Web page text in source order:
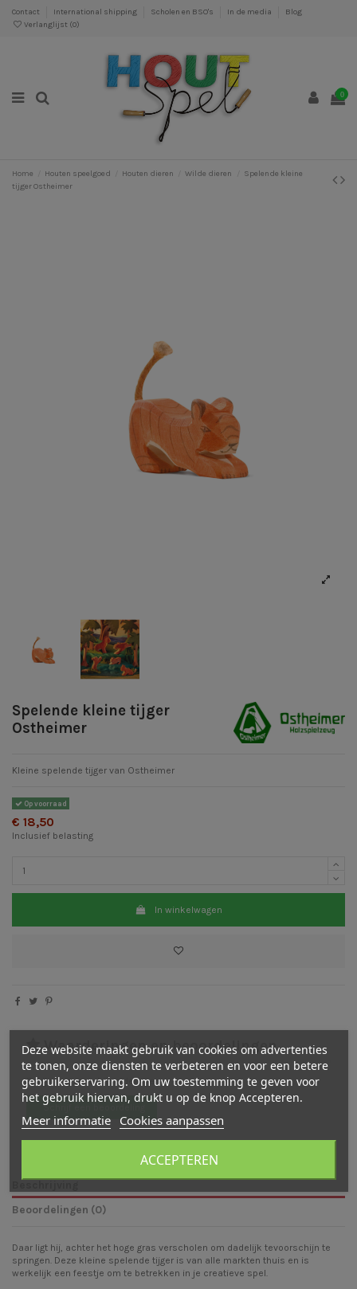
Contact International shipping Scholen en BSO's In de media
Blog
Verlanglijst (0)
0
Home Houten speelgoed Houten dieren Wilde dieren
Spelende kleine
tijger Ostheimer
Spelende kleine tijger
Ostheimer
Kleine spelende tijger van Ostheimer
Op voorraad
€ 18,50
Inclusief belasting
In winkelwagen
Waarderingen en beoordelingen
Er zijn nog geen beoordelingen
Schrijf een beoordeling
Beschrijving
Beoordelingen (0)
Daar ligt hij, achter het hoge gras verscholen om dadelijk tevoorschijn te
springen. Deze kleine spelende tijger is van alle markten thuis en is
werkelijk een feestje om te betrekken in je creatieve spel.
Deze website maakt gebruik van cookies om advertenties
te tonen, onze diensten te verbeteren en voor een betere
gebruikerservaring. Om uw toestemming te geven voor
het gebruik hiervan, drukt u op de knop Accepteren.
Meer informatie Cookies aanpassen
ACCEPTEREN